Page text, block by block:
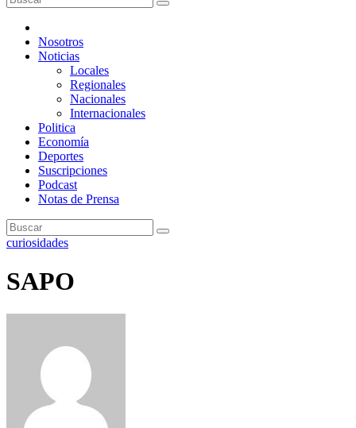
Nosotros
Noticias
Locales
Regionales
Nacionales
Internacionales
Politica
Economía
Deportes
Suscripciones
Podcast
Notas de Prensa
curiosidades
SAPO